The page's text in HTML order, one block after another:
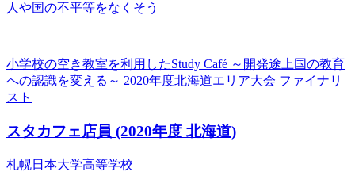
人や国の不平等をなくそう
小学校の空き教室を利用したStudy Café ～開発途上国の教育
への認識を変える～ 2020年度北海道エリア大会 ファイナリ
スト
スタカフェ店員 (2020年度 北海道)
札幌日本大学高等学校